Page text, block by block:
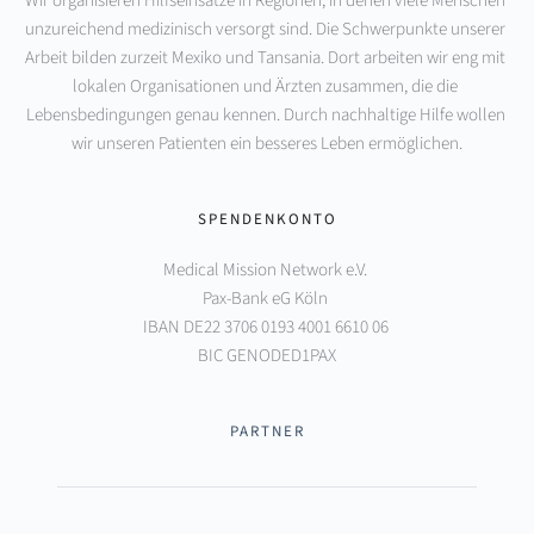
unzureichend medizinisch versorgt sind. Die Schwerpunkte unserer
Arbeit bilden zurzeit Mexiko und Tansania. Dort arbeiten wir eng mit
lokalen Organisationen und Ärzten zusammen, die die
Lebensbedingungen genau kennen. Durch nachhaltige Hilfe wollen
wir unseren Patienten ein besseres Leben ermöglichen.
SPENDENKONTO
Medical Mission Network e.V.
Pax-Bank eG Köln
IBAN DE22 3706 0193 4001 6610 06
BIC GENODED1PAX
PARTNER